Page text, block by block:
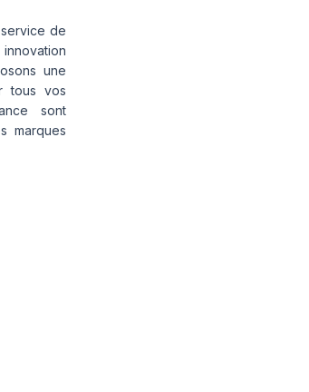
de
une
tous vos
sont
marques